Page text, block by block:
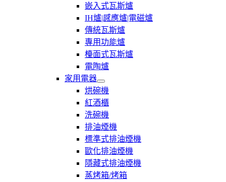
開
瓦
斯
爐|
電
爐
嵌入式瓦斯爐
IH爐|感應爐|電磁爐
傳統瓦斯爐
專用功能爐
檯面式瓦斯爐
電陶爐
家用電器
展
開
家
用
電
器
烘碗機
紅酒櫃
洗碗機
排油煙機
標準式排油煙機
歐化排油煙機
隱藏式排油煙機
蒸烤箱/烤箱